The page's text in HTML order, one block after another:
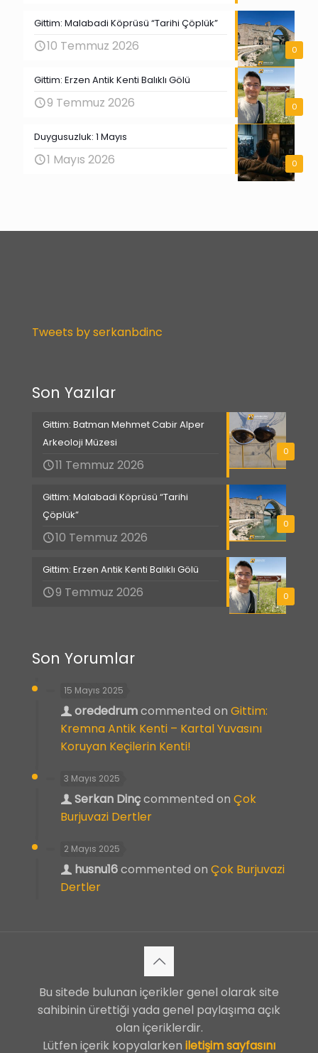
0
Gittim: Malabadi Köprüsü “Tarihi Çöplük”
10 Temmuz 2026
0
Gittim: Erzen Antik Kenti Balıklı Gölü
9 Temmuz 2026
0
Duygusuzluk: 1 Mayıs
1 Mayıs 2026
Tweets by serkanbdinc
Son Yazılar
0
Gittim: Batman Mehmet Cabir Alper
Arkeoloji Müzesi
11 Temmuz 2026
0
Gittim: Malabadi Köprüsü “Tarihi
Çöplük”
10 Temmuz 2026
0
Gittim: Erzen Antik Kenti Balıklı Gölü
9 Temmuz 2026
Son Yorumlar
15 Mayıs 2025
orededrumcommented on Gittim:
Kremna Antik Kenti – Kartal Yuvasını
Koruyan Keçilerin Kenti!
3 Mayıs 2025
Serkan Dinçcommented on Çok
Burjuvazi Dertler
2 Mayıs 2025
husnu16commented on Çok Burjuvazi
Dertler
Bu sitede bulunan içerikler genel olarak site
sahibinin ürettiği yada genel paylaşıma açık
olan içeriklerdir.
Lütfen içerik kopyalarken iletişim sayfasını